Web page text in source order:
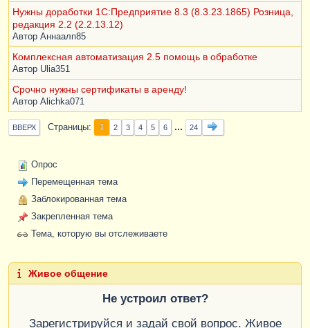
Нужны доработки 1С:Предприятие 8.3 (8.3.23.1865) Розница,
редакция 2.2 (2.2.13.12)
Автор Аннаалп85
Комплексная автоматизация 2.5 помощь в обработке
Автор Ulia351
Срочно нужны сертификаты в аренду!
Автор Alichka071
ВВЕРХ Страницы 1 2 3 4 5 6 ... 24
Опрос
Перемещенная тема
Заблокированная тема
Закрепленная тема
Тема, которую вы отслеживаете
Живое общение
Не устроил ответ?
Зарегистрируйся и задай свой вопрос. Живое